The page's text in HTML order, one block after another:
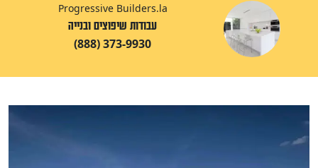
Progressive Builders.la
עבודות שיפוצים ובנייה
(888) 373-9930